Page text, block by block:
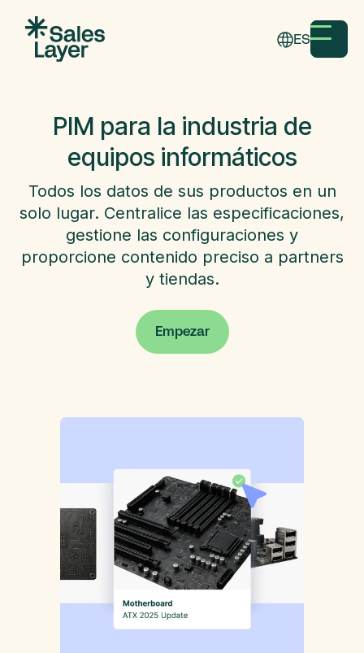
ES
PIM para la industria de
equipos informáticos
Todos los datos de sus productos en un
solo lugar. Centralice las especificaciones,
gestione las configuraciones y
proporcione contenido preciso a partners
y tiendas.
Empezar